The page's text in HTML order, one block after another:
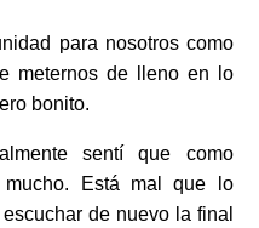
para nosotros como
meternos de lleno en lo
bonito.
sentí que como
mucho. Está mal que lo
de nuevo la final